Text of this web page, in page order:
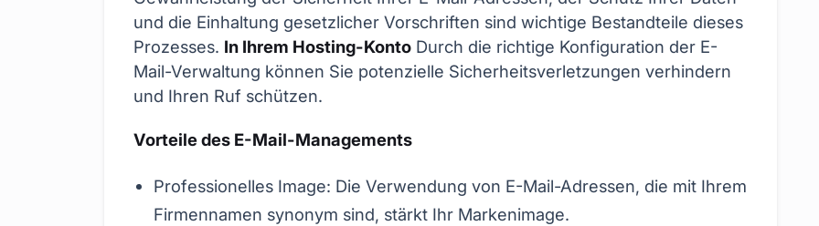
und die Einhaltung gesetzlicher Vorschriften sind wichtige Bestandteile dieses
Prozesses. In Ihrem Hosting-Konto Durch die richtige Konfiguration der E-
Mail-Verwaltung können Sie potenzielle Sicherheitsverletzungen verhindern
und Ihren Ruf schützen.
Vorteile des E-Mail-Managements
Professionelles Image: Die Verwendung von E-Mail-Adressen, die mit Ihrem
Firmennamen synonym sind, stärkt Ihr Markenimage.